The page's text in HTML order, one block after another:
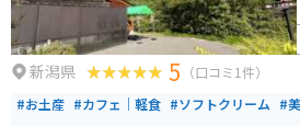
新潟県 5 （口コミ1件）
#お土産 #カフェ｜軽食 #ソフトクリーム #